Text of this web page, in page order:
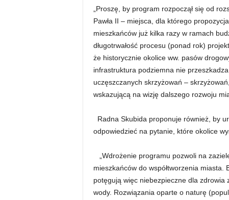
„Proszę, by program rozpoczął się od
Pawła II – miejsca, dla którego
mieszkańców już kilka razy w ramach
długotrwałość procesu (ponad rok)
że historycznie okolice ww. pasów
infrastruktura podziemna nie
uczęszczanych skrzyżowań –
wskazującą na wizję dalszego rozwoju
Radna Skubida proponuje również, by
odpowiedzieć na pytanie, które okolice
„Wdrożenie programu pozwoli na
mieszkańców do współtworzenia
potęgują więc niebezpieczne dla zdrowia
wody. Rozwiązania oparte o naturę